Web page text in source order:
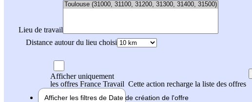
Lieu de travail
Distance autour du lieu choisi
Afficher uniquement
les offres France Travail Cette action recharge la liste des offres
Afficher les filtres de Date de création de l'offre